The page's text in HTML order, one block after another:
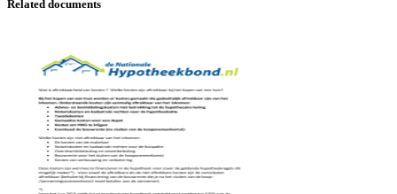
Related documents